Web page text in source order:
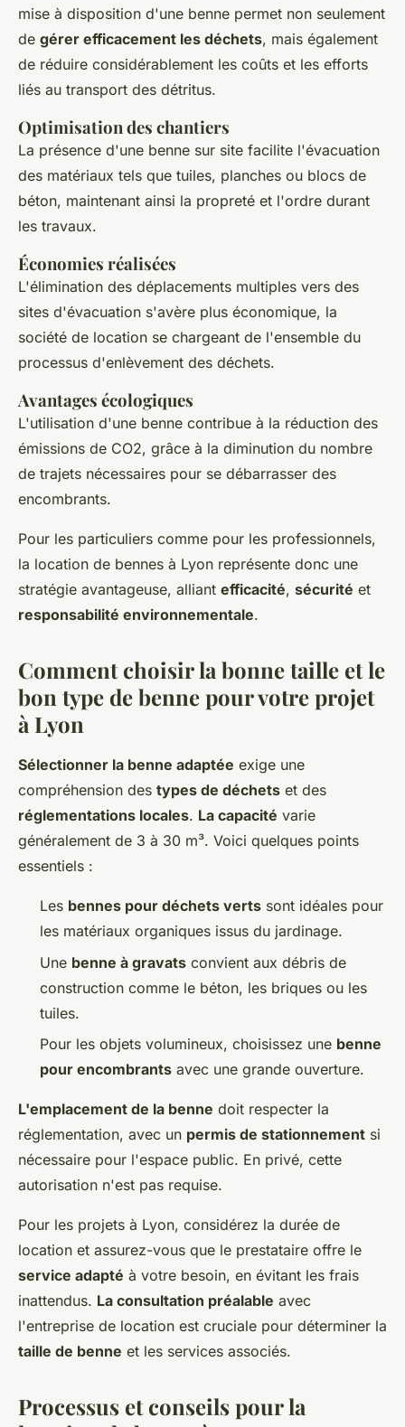
mise à disposition d'une benne permet non seulement
de gérer efficacement les déchets, mais également
de réduire considérablement les coûts et les efforts
liés au transport des détritus.
Optimisation des chantiers
La présence d'une benne sur site facilite l'évacuation
des matériaux tels que tuiles, planches ou blocs de
béton, maintenant ainsi la propreté et l'ordre durant
les travaux.
Économies réalisées
L'élimination des déplacements multiples vers des
sites d'évacuation s'avère plus économique, la
société de location se chargeant de l'ensemble du
processus d'enlèvement des déchets.
Avantages écologiques
L'utilisation d'une benne contribue à la réduction des
émissions de CO2, grâce à la diminution du nombre
de trajets nécessaires pour se débarrasser des
encombrants.
Pour les particuliers comme pour les professionnels,
la location de bennes à Lyon représente donc une
stratégie avantageuse, alliant efficacité, sécurité et
responsabilité environnementale.
Comment choisir la bonne taille et le
bon type de benne pour votre projet
à Lyon
Sélectionner la benne adaptée exige une
compréhension des types de déchets et des
réglementations locales. La capacité varie
généralement de 3 à 30 m³. Voici quelques points
essentiels :
Les bennes pour déchets verts sont idéales pour
les matériaux organiques issus du jardinage.
Une benne à gravats convient aux débris de
construction comme le béton, les briques ou les
tuiles.
Pour les objets volumineux, choisissez une benne
pour encombrants avec une grande ouverture.
L'emplacement de la benne doit respecter la
réglementation, avec un permis de stationnement si
nécessaire pour l'espace public. En privé, cette
autorisation n'est pas requise.
Pour les projets à Lyon, considérez la durée de
location et assurez-vous que le prestataire offre le
service adapté à votre besoin, en évitant les frais
inattendus. La consultation préalable avec
l'entreprise de location est cruciale pour déterminer la
taille de benne et les services associés.
Processus et conseils pour la